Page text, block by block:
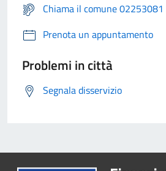
Chiama il comune 02253081
Prenota un appuntamento
Problemi in città
Segnala disservizio